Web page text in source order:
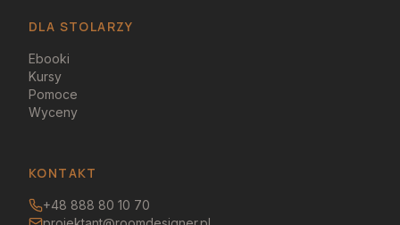
DLA STOLARZY
Ebooki
Kursy
Pomoce
Wyceny
KONTAKT
+48 888 80 10 70